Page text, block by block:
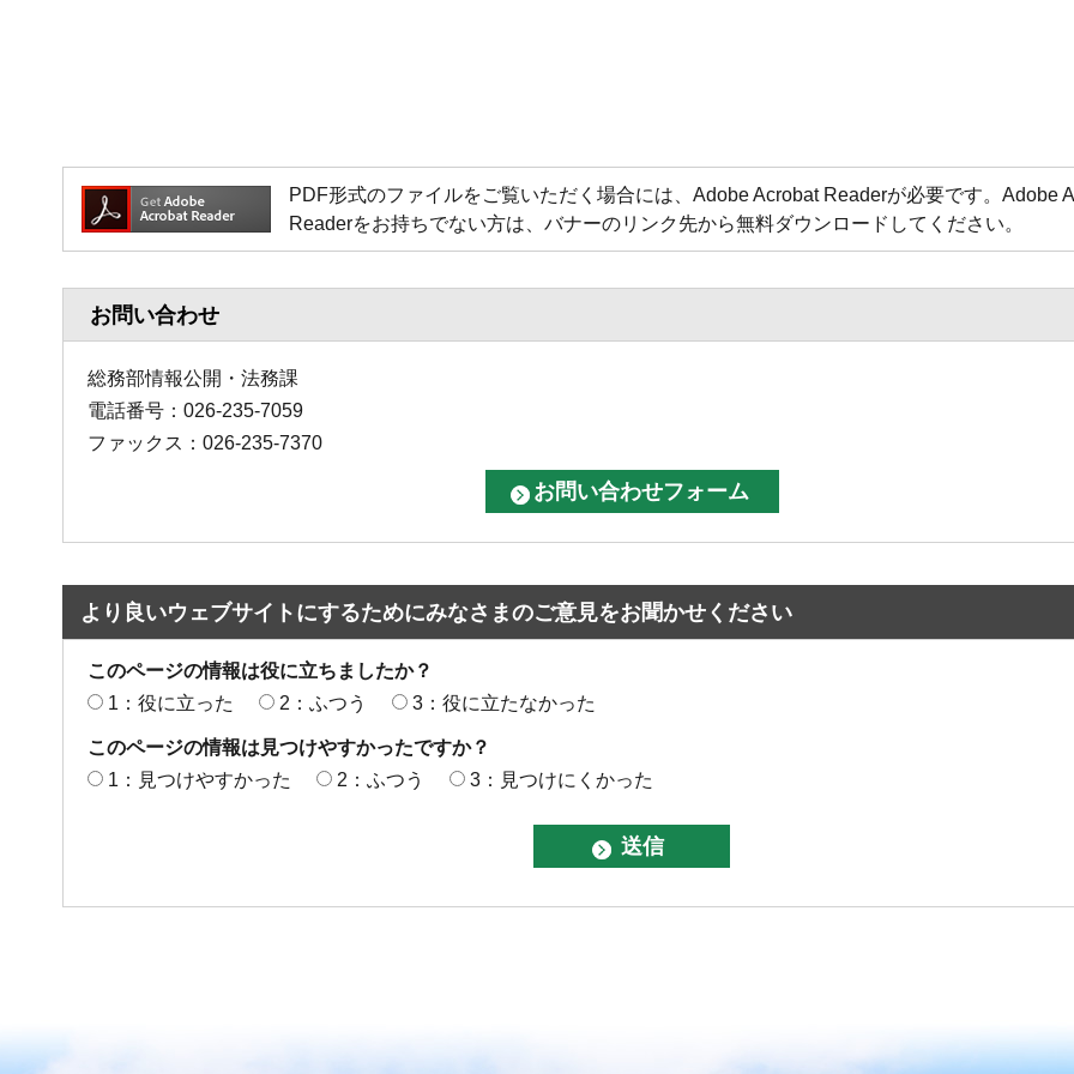
PDF形式のファイルをご覧いただく場合には、Adobe Acrobat Readerが必要です。Adobe
Readerをお持ちでない方は、バナーのリンク先から無料ダウンロードしてください。
お問い合わせ
総務部情報公開・法務課
電話番号：026-235-7059
ファックス：026-235-7370
より良いウェブサイトにするためにみなさまのご意見をお聞かせください
このページの情報は役に立ちましたか？
1：役に立った
2：ふつう 3：役に立たなかった
このページの情報は見つけやすかったですか？
1：見つけやすかった
2：ふつう 3：見つけにくかった